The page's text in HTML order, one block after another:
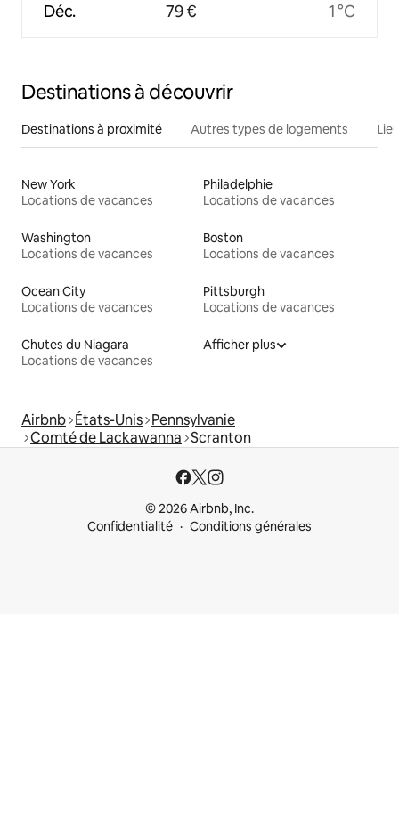
Déc. 79 € 1 °C
Destinations à découvrir
Destinations à proximité Autres types de logements
New York
Locations de vacances
Philadelphie
Locations de vacances
Washington
Locations de vacances
Boston
Locations de vacances
Ocean City
Locations de vacances
Pittsburgh
Locations de vacances
Chutes du Niagara
Locations de vacances
Afficher plus
Airbnb États-Unis Pennsylvanie
Comté de Lackawanna Scranton
© 2026 Airbnb, Inc.
Confidentialité
Conditions générales